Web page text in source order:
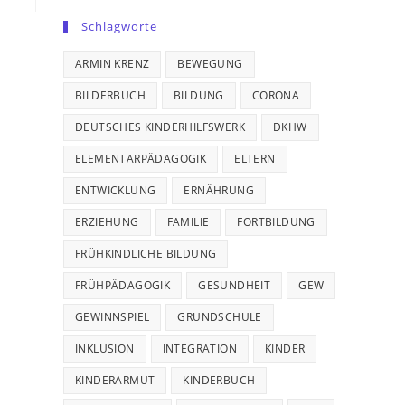
Schlagworte
ARMIN KRENZ BEWEGUNG
BILDERBUCH BILDUNG CORONA
DEUTSCHES KINDERHILFSWERK DKHW
ELEMENTARPÄDAGOGIK ELTERN
ENTWICKLUNG ERNÄHRUNG
ERZIEHUNG FAMILIE FORTBILDUNG
FRÜHKINDLICHE BILDUNG
FRÜHPÄDAGOGIK GESUNDHEIT GEW
GEWINNSPIEL GRUNDSCHULE
INKLUSION INTEGRATION KINDER
KINDERARMUT KINDERBUCH